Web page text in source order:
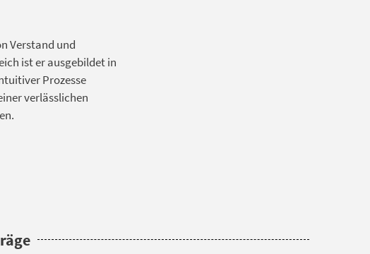
Verstand und
ist er ausgebildet in
Prozesse
verlässlichen